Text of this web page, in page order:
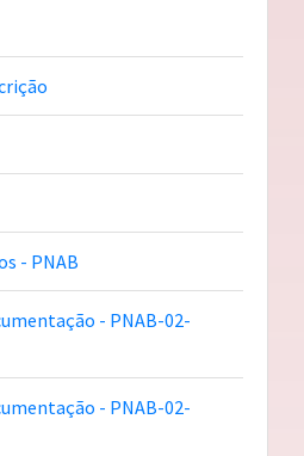
- PNAB
- PNAB-02-
- PNAB-02-